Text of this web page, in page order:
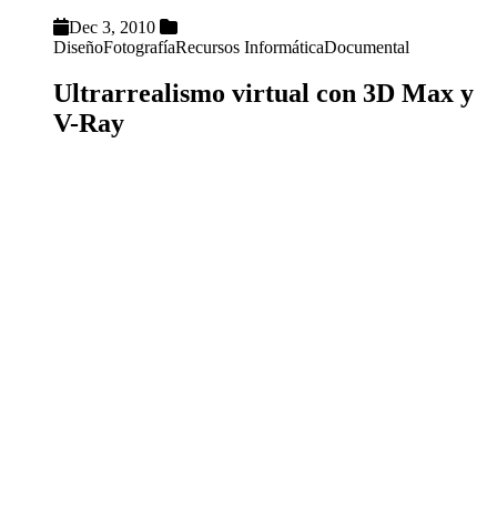
Dec 3, 2010
DiseñoFotografíaRecursos InformáticaDocumental
Ultrarrealismo virtual con 3D Max y
V-Ray